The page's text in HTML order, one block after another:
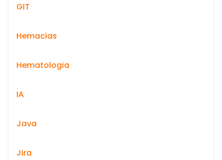
GIT
Hemacias
Hematologia
IA
Java
Jira